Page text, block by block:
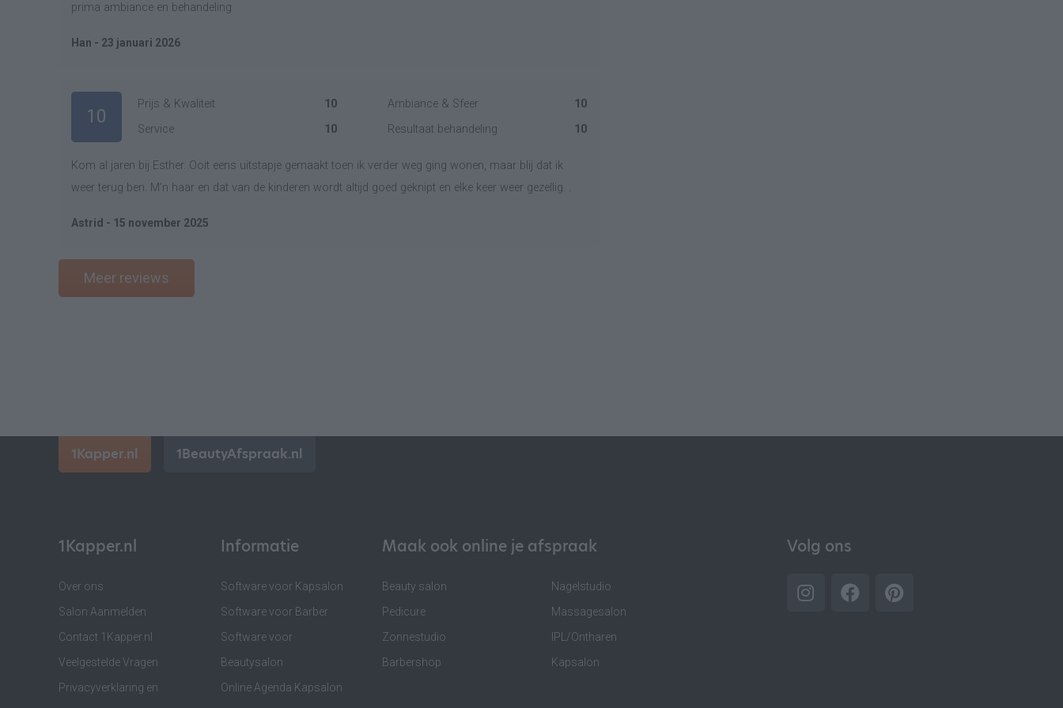
prima ambiance en behandeling
Han - 23 januari 2026
10
Prijs & Kwaliteit 10 Ambiance & Sfeer
10
Service
10 Resultaat behandeling 10
Kom al jaren bij Esther. Ooit eens uitstapje gemaakt toen ik verder weg ging wonen, maar blij dat ik
weer terug ben. M’n haar en dat van de kinderen wordt altijd goed geknipt en elke keer weer gezellig. .
Astrid - 15 november 2025
Meer reviews
1Kapper.nl 1BeautyAfspraak.nl
1Kapper.nl
Over ons
Salon Aanmelden
Contact 1Kapper.nl
Veelgestelde Vragen
Privacyverklaring en
Informatie
Software voor Kapsalon
Software voor Barber
Software voor
Beautysalon
Online Agenda Kapsalon
Maak ook online je afspraak
Beauty salon
Pedicure
Zonnestudio
Barbershop
Nagelstudio
Massagesalon
IPL/Ontharen
Kapsalon
Volg ons